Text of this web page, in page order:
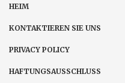
HEIM
KONTAKTIEREN SIE UNS
PRIVACY POLICY
HAFTUNGSAUSSCHLUSS